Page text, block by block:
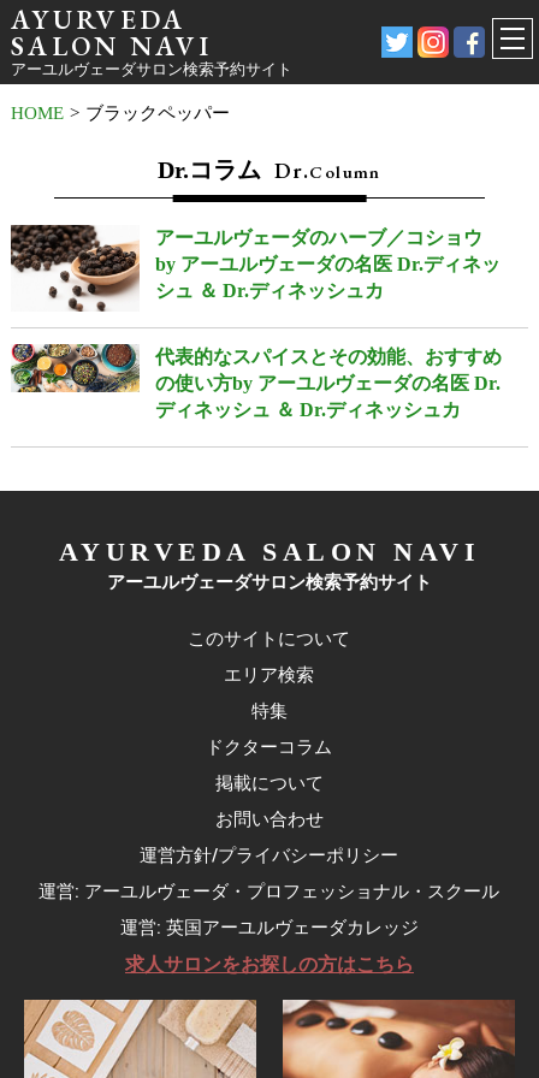
AYURVEDA
SALON NAVI
アーユルヴェーダサロン検索予約サイト
HOME > ブラックペッパー
Dr.コラム Dr.Column
アーユルヴェーダのハーブ／コショウ
by アーユルヴェーダの名医 Dr.ディネッ
シュ ＆ Dr.ディネッシュカ
代表的なスパイスとその効能、おすすめ
の使い方by アーユルヴェーダの名医 Dr.
ディネッシュ ＆ Dr.ディネッシュカ
AYURVEDA SALON NAVI
アーユルヴェーダサロン検索予約サイト
このサイトについて
エリア検索
特集
ドクターコラム
掲載について
お問い合わせ
運営方針/プライバシーポリシー
運営: アーユルヴェーダ・プロフェッショナル・スクール
運営: 英国アーユルヴェーダカレッジ
求人サロンをお探しの方はこちら